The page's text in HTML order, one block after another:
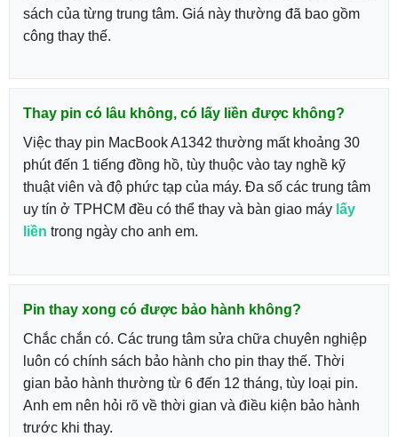
sách của từng trung tâm. Giá này thường đã bao gồm
công thay thế.
Thay pin có lâu không, có lấy liền được không?
Việc thay pin MacBook A1342 thường mất khoảng 30
phút đến 1 tiếng đồng hồ, tùy thuộc vào tay nghề kỹ
thuật viên và độ phức tạp của máy. Đa số các trung tâm
uy tín ở TPHCM đều có thể thay và bàn giao máy lấy
liền trong ngày cho anh em.
Pin thay xong có được bảo hành không?
Chắc chắn có. Các trung tâm sửa chữa chuyên nghiệp
luôn có chính sách bảo hành cho pin thay thế. Thời
gian bảo hành thường từ 6 đến 12 tháng, tùy loại pin.
Anh em nên hỏi rõ về thời gian và điều kiện bảo hành
trước khi thay.